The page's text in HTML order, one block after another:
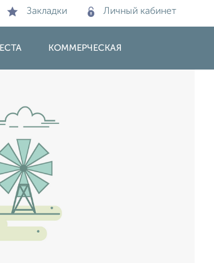
Закладки Личный кабинет
КОММЕРЧЕСКАЯ